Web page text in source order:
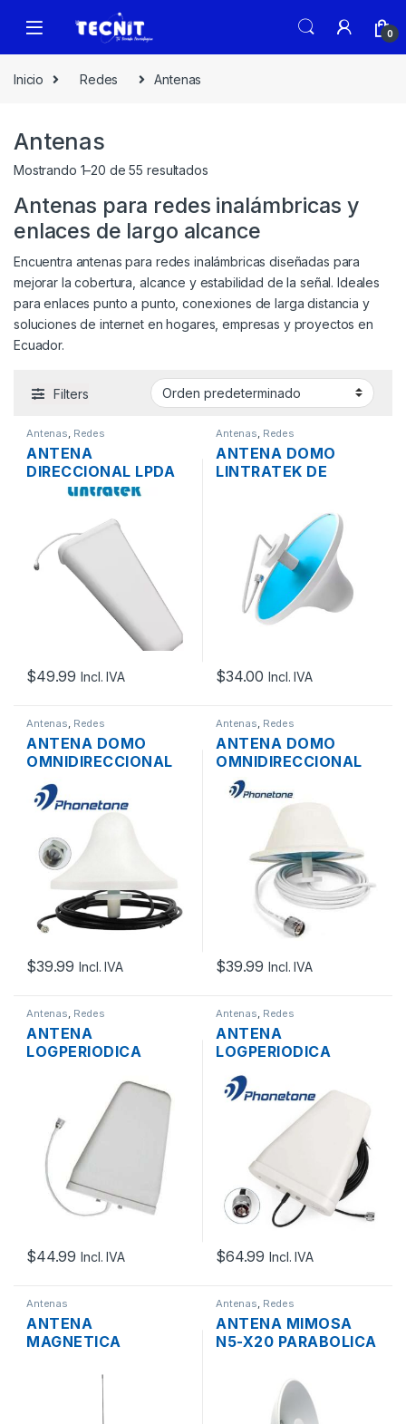
0
Inicio Redes Antenas
Antenas
Mostrando 1–20 de 55 resultados
Antenas para redes inalámbricas y
enlaces de largo alcance
Encuentra antenas para redes inalámbricas diseñadas para
mejorar la cobertura, alcance y estabilidad de la señal. Ideales
para enlaces punto a punto, conexiones de larga distancia y
soluciones de internet en hogares, empresas y proyectos en
Ecuador.
Filters
Antenas, Redes
ANTENA
DIRECCIONAL LPDA
LINTRATEK 12DBI
CONECTOR N-
HEMBRA OUTDOOR
$49.99 Incl. IVA
Antenas, Redes
ANTENA DOMO
LINTRATEK DE
CONECTOR N-
HEMBRA + 35CM
CABLE
$34.00 Incl. IVA
Antenas, Redes
ANTENA DOMO
OMNIDIRECCIONAL
PHONETONE PTE-CI-
800-2500F 5DBI
800-2500 MHZ +
CABLE 5M
CONECTOR F MACHO
$39.99 Incl. IVA
Antenas, Redes
ANTENA DOMO
OMNIDIRECCIONAL
PHONETONE TQJ
5DBI 698-2700 MHZ
+ CABLE 5M
CONECTOR N
MACHO
$39.99 Incl. IVA
Antenas, Redes
ANTENA
LOGPERIODICA
10NK 10DBI 800-
2700 MHZ
CONECTOR N
HEMBRA
$44.99 Incl. IVA
Antenas, Redes
ANTENA
LOGPERIODICA
10NK 9DBI 800-2500
MHZ CONECTOR N
$64.99 Incl. IVA
Antenas
ANTENA
MAGNETICA
4NJ-700/2700-10 4
MACHO PLUG +
Antenas, Redes
ANTENA MIMOSA
N5-X20 PARABOLICA
ON 20DBI 4.9-
6.4GHZ PTP